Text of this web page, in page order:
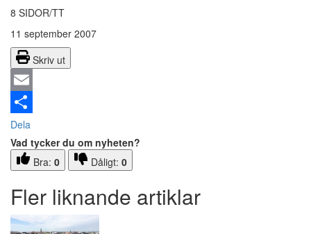
8 SIDOR/TT
11 september 2007
Skriv ut
Email
Dela
Vad tycker du om nyheten?
Bra: 0 Dåligt: 0
Fler liknande artiklar